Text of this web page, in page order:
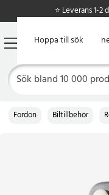
Hoppa till
Hoppa till sök
⭐ Leverans 1-2
Fordon Biltillbehör